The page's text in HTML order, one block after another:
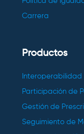
Carrera
Productos
Interoperabilidad
Participación de
Gestión de
Seguimiento de